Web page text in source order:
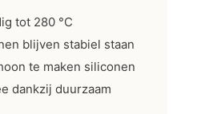
tot 280 °C
blijven stabiel staan
te maken siliconen
dankzij duurzaam